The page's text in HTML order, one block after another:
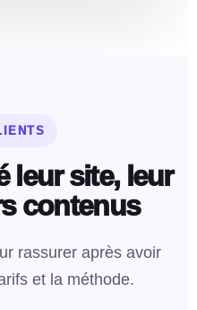
leur site, leur
contenus
rassurer après avoir
et la méthode.